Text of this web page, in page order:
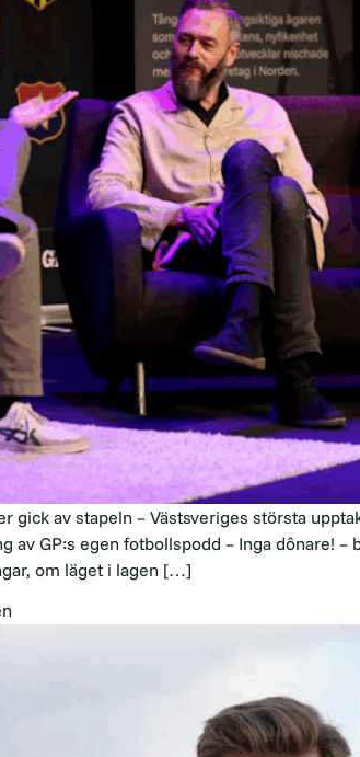
gick av stapeln – Västsveriges största
av GP:s egen fotbollspodd – Inga dônare!
om läget i lagen […]